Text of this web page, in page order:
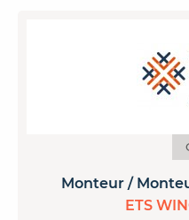
Monteur /
ETS